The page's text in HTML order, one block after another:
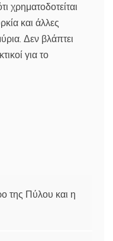
χρηματοδοτείται
και άλλες
Δεν βλάπτει
για το
της Πύλου και η